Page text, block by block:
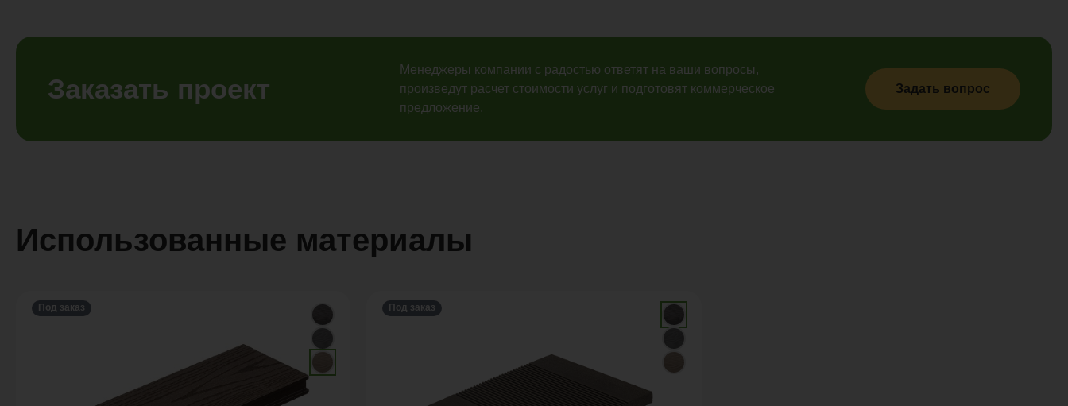
Заказать проект
Менеджеры компании с радостью ответят на ваши вопросы,
произведут расчет стоимости услуг и подготовят коммерческое
предложение.
Задать вопрос
Использованные материалы
Под заказ Под заказ